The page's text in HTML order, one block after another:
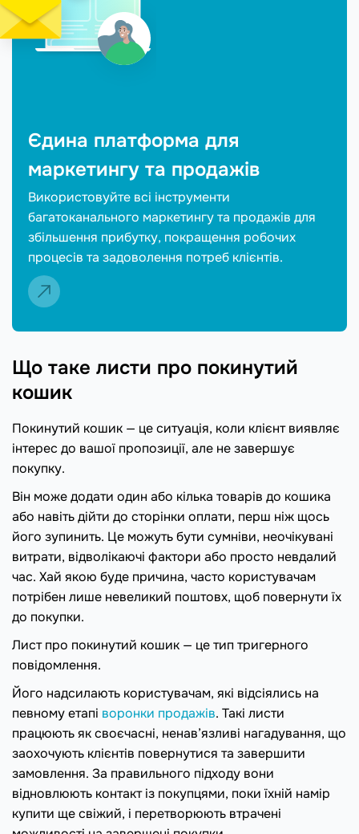
Єдина платформа для
маркетингу та продажів
Використовуйте всі інструменти
багатоканального маркетингу та продажів для
збільшення прибутку, покращення робочих
процесів та задоволення потреб клієнтів.
Що таке листи про покинутий
кошик
Покинутий кошик — це ситуація, коли клієнт виявляє
інтерес до вашої пропозиції, але не завершує
покупку.
Він може додати один або кілька товарів до кошика
або навіть дійти до сторінки оплати, перш ніж щось
його зупинить. Це можуть бути сумніви, неочікувані
витрати, відволікаючі фактори або просто невдалий
час. Хай якою буде причина, часто користувачам
потрібен лише невеликий поштовх, щоб повернути їх
до покупки.
Лист про покинутий кошик — це тип тригерного
повідомлення.
Його надсилають користувачам, які відсіялись на
певному етапі воронки продажів. Такі листи
працюють як своєчасні, ненав’язливі нагадування, що
заохочують клієнтів повернутися та завершити
замовлення. За правильного підходу вони
відновлюють контакт із покупцями, поки їхній намір
купити ще свіжий, і перетворюють втрачені